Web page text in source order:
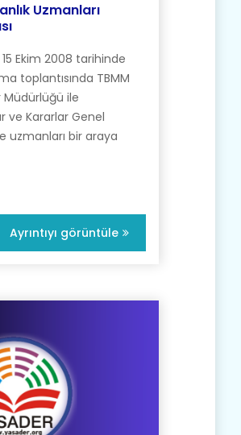
Uzmanları
Ekim 2008 tarihinde
toplantısında TBMM
Müdürlüğü ile
ve Kararlar Genel
uzmanları bir araya
Ayrıntıyı görüntüle